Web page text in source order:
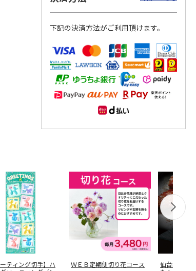
下記の決済方法がご利用頂けます。
ーティング切手】ハ
ＷＥＢ定期便切り花コース
仙台名物